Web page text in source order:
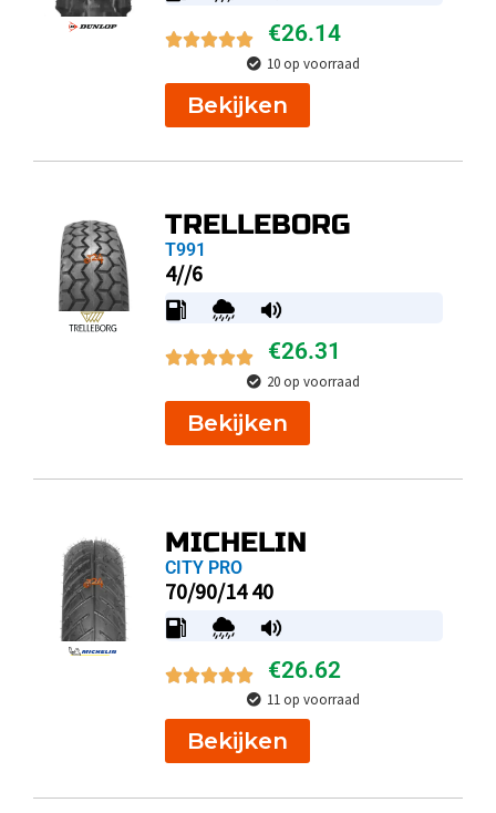
€26.14
10 op voorraad
Bekijken
TRELLEBORG
T991
4//6
€26.31
20 op voorraad
Bekijken
MICHELIN
CITY PRO
70/90/14 40
€26.62
11 op voorraad
Bekijken